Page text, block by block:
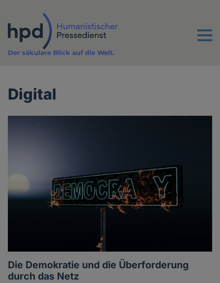
Inhalt
Menu
Der säkulare Blick auf die Welt.
Digital
Die Demokratie und die Überforderung
durch das Netz